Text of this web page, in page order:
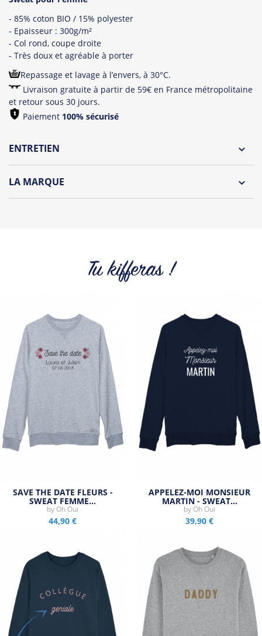
- 85% coton BIO / 15% polyester
- Epaisseur : 300g/m²
- Col rond, coupe droite
- Très doux et agréable à porter
Repassage et lavage à l’envers, à 30°C.
Livraison gratuite à partir de 59€ en France métropolitaine
et retour sous 30 jours.
Paiement 100% sécurisé
ENTRETIEN
LA MARQUE
Tu kifferas !
SAVE THE DATE FLEURS -
SWEAT FEMME…
by Oh Oui
44,90 €
APPELEZ-MOI MONSIEUR
MARTIN - SWEAT…
by Oh Oui
39,90 €